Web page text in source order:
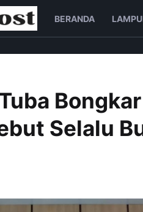
BERANDA
Selalu